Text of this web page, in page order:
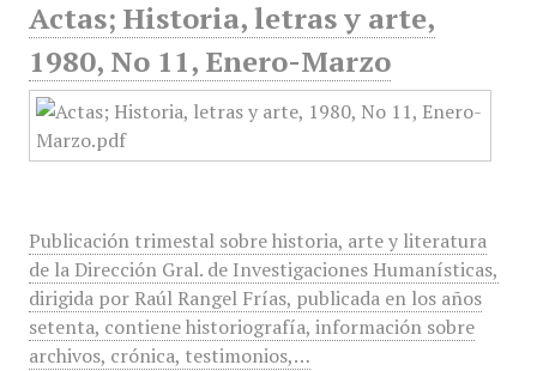
Actas; Historia, letras y arte,
1980, No 11, Enero-Marzo
Publicación trimestal sobre historia, arte y literatura
de la Dirección Gral. de Investigaciones Humanísticas,
dirigida por Raúl Rangel Frías, publicada en los años
setenta, contiene historiografía, información sobre
archivos, crónica, testimonios,…